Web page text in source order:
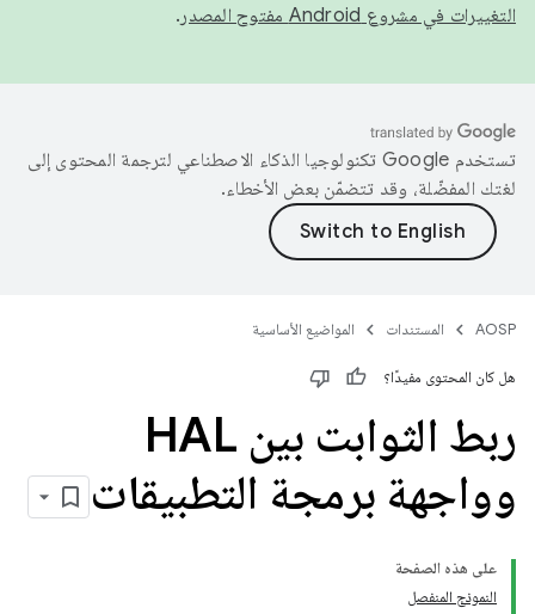
التغييرات في مشروع Android مفتوح المصدر
.
تستخدم Google تكنولوجيا الذكاء الاصطناعي لترجمة المحتوى إلى
لغتك المفضّلة، وقد تتضمّن بعض الأخطاء.
AOSP المستندات المواضيع الأساسية
هل كان المحتوى مفيدًا؟
ربط الثوابت بين HAL
وواجهة برمجة التطبيقات
على هذه الصفحة
النموذج المنفصل